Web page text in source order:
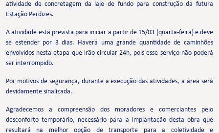
atividade de concretagem da laje de fundo para construção da futura
Estação Perdizes.
A atividade está prevista para iniciar a partir de 15/03 (quarta-feira) e deve
se estender por 3 dias. Haverá uma grande quantidade de caminhões
envolvidos nesta etapa que irão circular 24h, pois esse serviço não poderá
ser interrompido.
Por motivos de segurança, durante a execução das atividades, a área será
devidamente sinalizada.
Agradecemos a compreensão dos moradores e comerciantes pelo
desconforto temporário, necessário para a implantação desta obra que
resultará na melhor opção de transporte para a coletividade e